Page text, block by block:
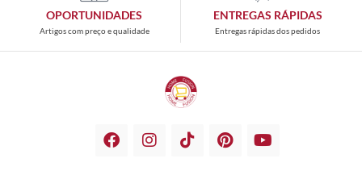
OPORTUNIDADES
Artigos com preço e qualidade
ENTREGAS RÁPIDAS
Entregas rápidas dos pedidos